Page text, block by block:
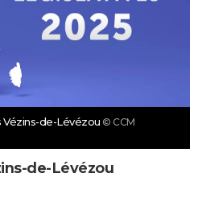
de-Lévézou © CCM
de-Lévézou